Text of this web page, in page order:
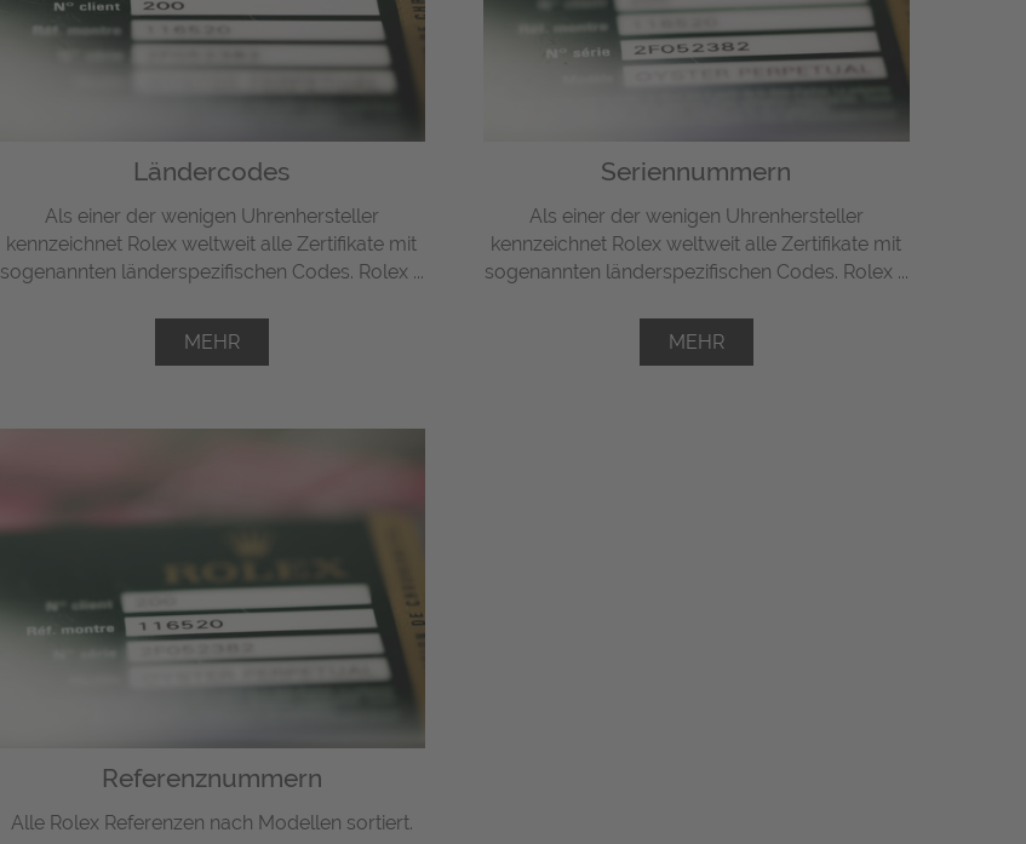
Ländercodes
Als einer der wenigen Uhrenhersteller
kennzeichnet Rolex weltweit alle Zertifikate mit
sogenannten länderspezifischen Codes. Rolex ...
MEHR
Seriennummern
Als einer der wenigen Uhrenhersteller
kennzeichnet Rolex weltweit alle Zertifikate mit
sogenannten länderspezifischen Codes. Rolex ...
MEHR
Referenznummern
Alle Rolex Referenzen nach Modellen sortiert.